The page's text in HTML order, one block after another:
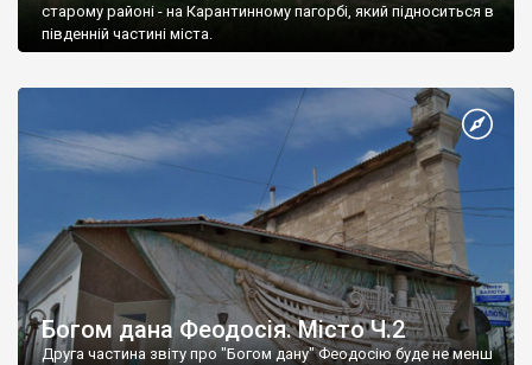
старому районі - на Карантинному пагорбі, який підноситься в
південній частині міста.
Богом дана Феодосія. Місто Ч.2
Друга частина звіту про "Богом дану" Феодосію буде не менш